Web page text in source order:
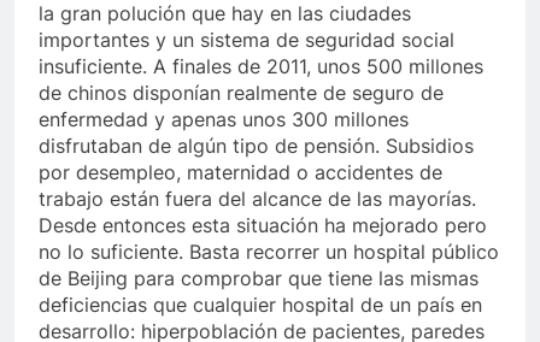
la gran polución que hay en las ciudades
importantes y un sistema de seguridad social
insuficiente. A finales de 2011, unos 500 millones
de chinos disponían realmente de seguro de
enfermedad y apenas unos 300 millones
disfrutaban de algún tipo de pensión. Subsidios
por desempleo, maternidad o accidentes de
trabajo están fuera del alcance de las mayorías.
Desde entonces esta situación ha mejorado pero
no lo suficiente. Basta recorrer un hospital público
de Beijing para comprobar que tiene las mismas
deficiencias que cualquier hospital de un país en
desarrollo: hiperpoblación de pacientes, paredes